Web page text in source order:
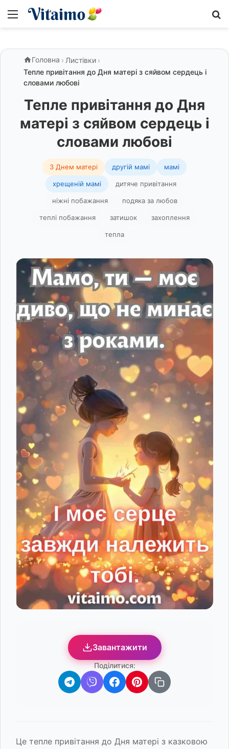
Меню
Головна › Листівки ›
Тепле привітання до Дня матері з сяйвом сердець і
словами любові
Тепле привітання до Дня
матері з сяйвом сердець і
словами любові
З Днем матері другій мамі мамі
хрещеній мамі дитяче привітання
ніжні побажання подяка за любов
теплі побажання затишок захоплення
тепла
Завантажити
Поділитися:
Це тепле привітання до Дня матері з казковою